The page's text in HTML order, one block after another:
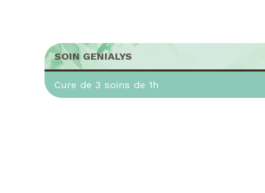
SOIN GENIALYS
Cure de 3 soins de 1h